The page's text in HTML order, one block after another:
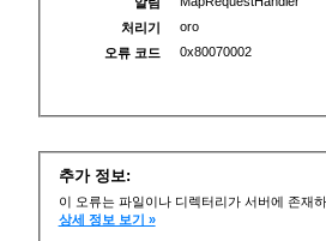
처리기
oro
오류 코드
0x80070002
추가 정보:
이 오류는 파일이나 디렉터리가 서버에 존재
상세 정보 보기 »